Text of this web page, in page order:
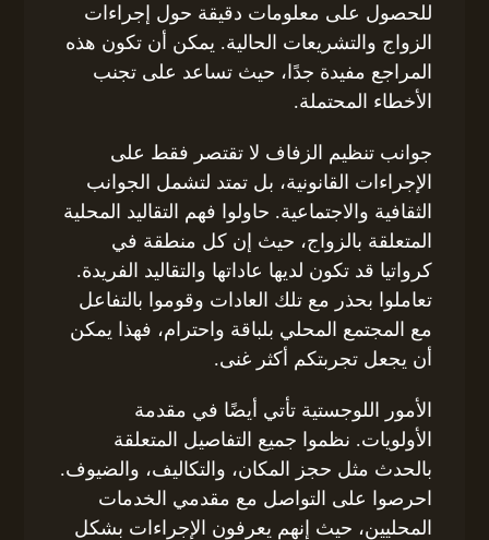
للحصول على معلومات دقيقة حول إجراءات
الزواج والتشريعات الحالية. يمكن أن تكون هذه
المراجع مفيدة جدًا، حيث تساعد على تجنب
الأخطاء المحتملة.
جوانب تنظيم الزفاف لا تقتصر فقط على
الإجراءات القانونية، بل تمتد لتشمل الجوانب
الثقافية والاجتماعية. حاولوا فهم التقاليد المحلية
المتعلقة بالزواج، حيث إن كل منطقة في
كرواتيا قد تكون لديها عاداتها والتقاليد الفريدة.
تعاملوا بحذر مع تلك العادات وقوموا بالتفاعل
مع المجتمع المحلي بلباقة واحترام، فهذا يمكن
أن يجعل تجربتكم أكثر غنى.
الأمور اللوجستية تأتي أيضًا في مقدمة
الأولويات. نظموا جميع التفاصيل المتعلقة
بالحدث مثل حجز المكان، والتكاليف، والضيوف.
احرصوا على التواصل مع مقدمي الخدمات
المحليين، حيث إنهم يعرفون الإجراءات بشكل